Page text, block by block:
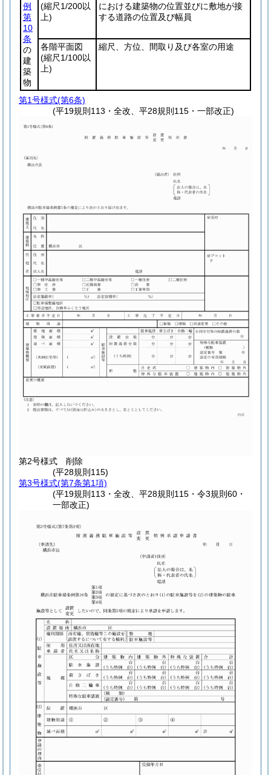
例
第
10
条
の
建
築
物
(縮尺1/200以
上)
における建築物の位置並びに敷地が接
する道路の位置及び幅員
各階平面図
(縮尺1/100以
上)
縮尺、方位、間取り及び各室の用途
第1号様式(第6条)
(平19規則113・全改、平28規則115・一部改正)
第2号様式 削除
(平28規則115)
第3号様式(第7条第1項)
(平19規則113・全改、平28規則115・令3規則60・
一部改正)